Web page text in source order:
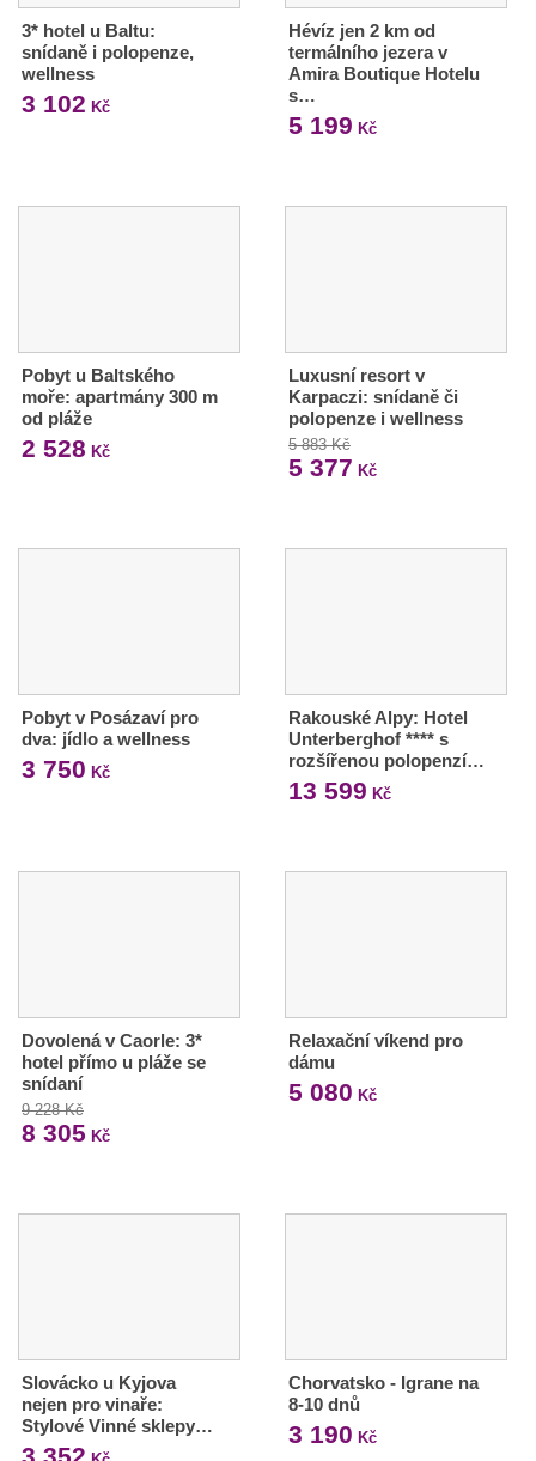
3* hotel u Baltu:
snídaně i polopenze,
wellness
3 102 Kč
Hévíz jen 2 km od
termálního jezera v
Amira Boutique Hotelu
s…
5 199 Kč
Pobyt u Baltského
moře: apartmány 300 m
od pláže
2 528 Kč
Luxusní resort v
Karpaczi: snídaně či
polopenze i wellness
5 883 Kč
5 377 Kč
Pobyt v Posázaví pro
dva: jídlo a wellness
3 750 Kč
Rakouské Alpy: Hotel
Unterberghof **** s
rozšířenou polopenzí…
13 599 Kč
Dovolená v Caorle: 3*
hotel přímo u pláže se
snídaní
9 228 Kč
8 305 Kč
Relaxační víkend pro
dámu
5 080 Kč
Slovácko u Kyjova
nejen pro vinaře:
Stylové Vinné sklepy…
3 352
Chorvatsko - Igrane na
8-10 dnů
3 190 Kč